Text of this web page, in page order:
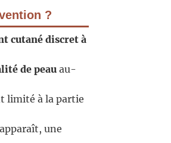
?
cutané discret à
de peau au-
limité à la partie
apparaît, une